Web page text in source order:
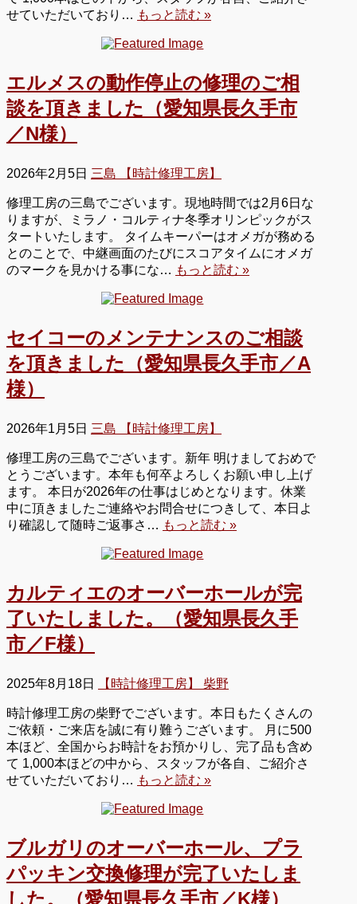
せていただいており… もっと読む »
エルメスの動作停止の修理のご相
談を頂きました（愛知県長久手市
／N様）
2026年2月5日 三島 【時計修理工房】
修理工房の三島でございます。現地時間では2月6日な
りますが、ミラノ・コルティナ冬季オリンピックがス
タートいたします。 タイムキーパーはオメガが務める
とのことで、中継画面のたびにスコアタイムにオメガ
のマークを見かける事にな… もっと読む »
セイコーのメンテナンスのご相談
を頂きました（愛知県長久手市／A
様）
2026年1月5日 三島 【時計修理工房】
修理工房の三島でございます。新年 明けましておめで
とうございます。本年も何卒よろしくお願い申し上げ
ます。 本日が2026年の仕事はじめとなります。休業
中に頂きましたご連絡やお問合せにつきして、本日よ
り確認して随時ご返事さ… もっと読む »
カルティエのオーバーホールが完
了いたしました。（愛知県長久手
市／F様）
2025年8月18日 【時計修理工房】 柴野
時計修理工房の柴野でございます。本日もたくさんの
ご依頼・ご来店を誠に有り難うございます。 月に500
本ほど、全国からお時計をお預かりし、完了品も含め
て 1,000本ほどの中から、スタッフが各自、ご紹介さ
せていただいており… もっと読む »
ブルガリのオーバーホール、プラ
パッキン交換修理が完了いたしま
した。（愛知県長久手市／K様）